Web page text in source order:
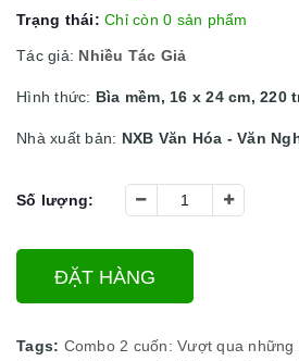
Trạng thái: Chỉ còn 0 sản phẩm
Tác giả: Nhiều Tác Giả
Hình thức: Bìa mềm, 16 x 24 cm, 220
Nhà xuất bản: NXB Văn Hóa - Văn
Số lượng:
ĐẶT HÀNG
Tags: Combo 2 cuốn: Vượt qua